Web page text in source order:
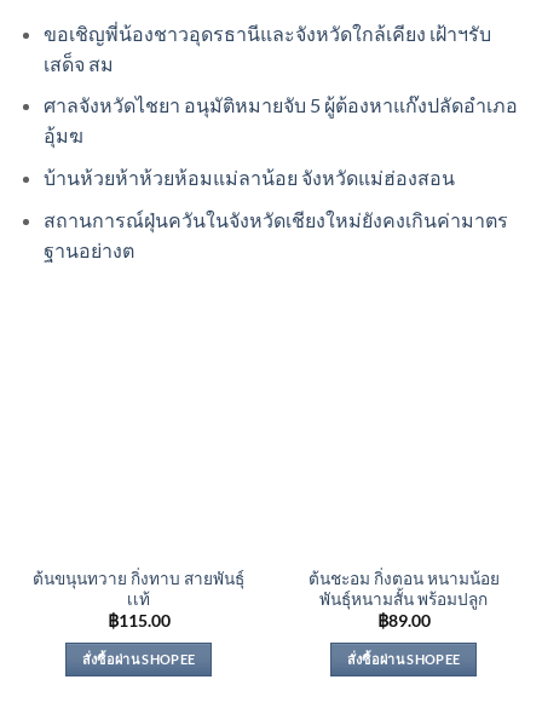
ขอเชิญพี่น้องชาวอุดรธานีและจังหวัดใกล้เคียง เฝ้าฯรับ
เสด็จ สม
ศาลจังหวัดไชยา อนุมัติหมายจับ 5 ผู้ต้องหาแก๊งปลัดอำเภอ
อุ้มฆ
บ้านห้วยห้าห้วยห้อมแม่ลาน้อย จังหวัดแม่ฮ่องสอน
สถานการณ์ฝุ่นควันในจังหวัดเชียงใหม่ยังคงเกินค่ามาตร
ฐานอย่างต
ต้นขนุนทวาย กิ่งทาบ สายพันธุ์
เเท้
฿115.00
สั่งซื้อผ่าน SHOPEE
ต้นชะอม กิ่งตอน หนามน้อย
พันธุ์หนามสั้น พร้อมปลูก
฿89.00
สั่งซื้อผ่าน SHOPEE